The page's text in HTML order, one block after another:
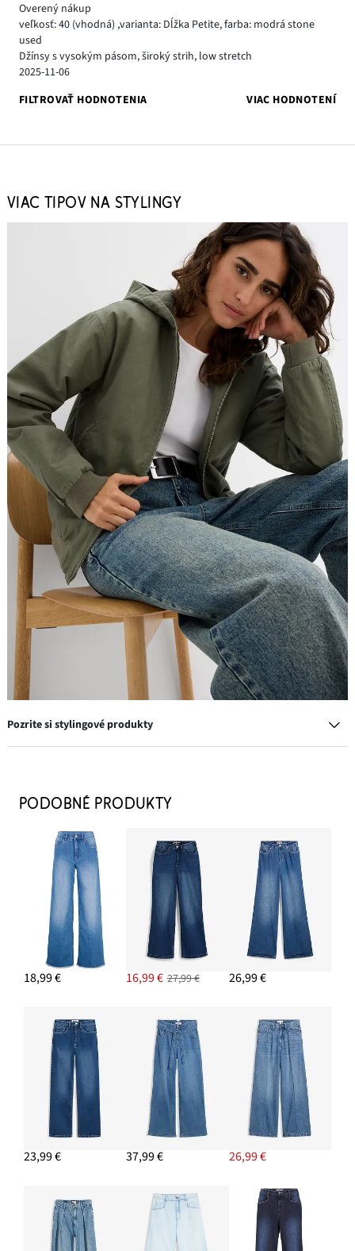
Overený nákup
veľkosť: 40 (vhodná) ,varianta: Dĺžka Petite,farba: modrá stone
used
Džínsy s vysokým pásom, široký strih, low stretch
2025-11-06
FILTROVAŤ HODNOTENIA
VIAC HODNOTENÍ
VIAC TIPOV NA STYLINGY
Pozrite si stylingové produkty
32,99 €
24,99 €
PRIDAŤ DO KOŠÍKA
Vrúbkovaný top (2 ks v balení) z bio bavlny
10,99 €
24,99 €
PRIDAŤ DO KOŠÍKA
Kožený opasok
18,99 €
Náušnice kruhy
PRIDAŤ DO KOŠÍKA
PODOBNÉ PRODUKTY
18,99 € 16,99 € 27,99 € 26,99 €
23,99 € 37,99 € 26,99 €